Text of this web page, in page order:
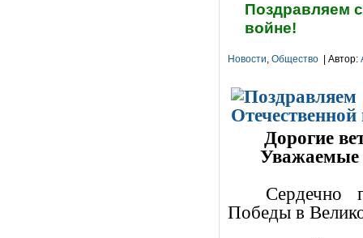
Поздравляем
войне!
Новости, Общество | Автор:
Дорогие
Уважаемые
Сердечно
Победы в